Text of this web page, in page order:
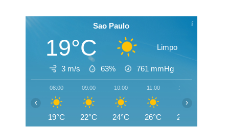
Sao Paulo
19°C Limpo
3 m/s 63% 761 mmHg
08:00
19°C
09:00
22°C
10:00
24°C
11:00
26°C
12:00
27°C
‹ ›